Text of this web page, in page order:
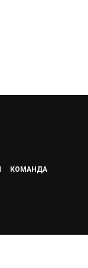
КОМАНДА